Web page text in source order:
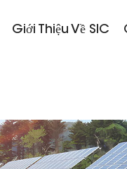
Giới Thiệu Về SIC